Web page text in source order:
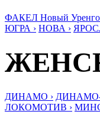
ФАКЕЛ Новый
ЮГРА › НОВА ›
ДИНАМО ›
ЛОКОМОТИВ ›